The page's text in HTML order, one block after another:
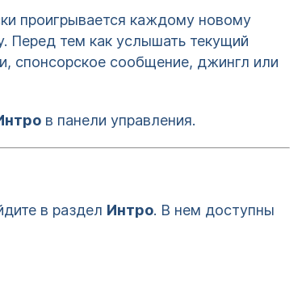
проигрывается каждому новому
Перед тем как услышать текущий
спонсорское сообщение, джингл или
в панели управления.
в раздел Интро. В нем доступны